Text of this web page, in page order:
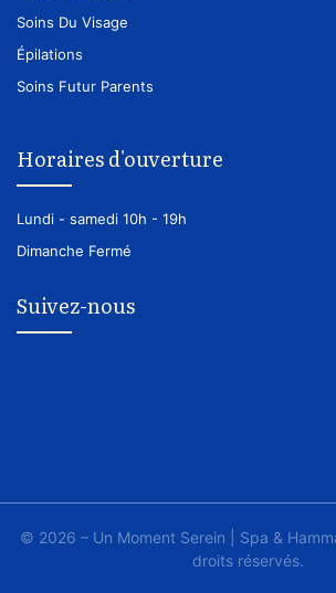
Soins Du Visage
Épilations
Soins Futur Parents
Horaires d'ouverture
Lundi - samedi 10h - 19h
Dimanche Fermé
Suivez-nous
© 2026 – Un Moment Serein | Spa &
droits réservés.